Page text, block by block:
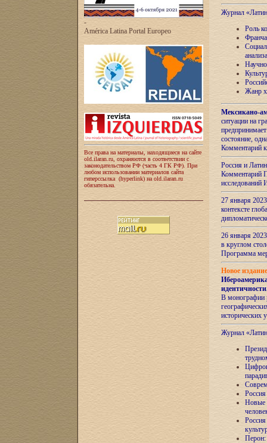
-
América Latina Portal Europeo
Все права на материалы, находящиеся на сайте
old.ilaran.ru, охраняются в соответствии с
законодательством РФ (часть 4 ГК РФ). При
любом использовании материалов сайта
гиперссылка (hyperlink) на old.ilaran.ru
обязательна.
Журнал
Роль
анализа
Жанр
Мексикано-
ситуации на
состояние,
Комментарий
Россия и
Комментарий
27 января
контексте
26 января
в круглом
Программа
Новое
идентичности
В монографии
исторических
Журнал
Новые
Перон: